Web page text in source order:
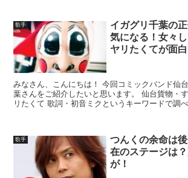
歌手
イガグリ千葉の
気になる！女々
ヤリたくてが面白
みなさん、こんにちは！ 今回コミックバンド仙
葉さんをご紹介したいと思います。 仙台貨物・
リたくて 歌詞・初音ミクというキーワードで調
歌手
つんくの余命は
在のステージは
が！